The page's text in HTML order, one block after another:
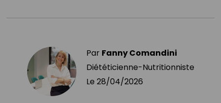
Par Fanny Comandini
Diététicienne-Nutritionniste
Le 28/04/2026